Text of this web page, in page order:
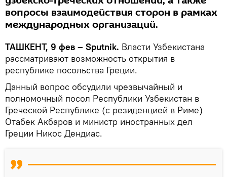
вопросы взаимодействия сторон в рамках
международных организаций.
ТАШКЕНТ, 9 фев – Sputnik. Власти Узбекистана
рассматривают возможность открытия в
республике посольства Греции.
Данный вопрос обсудили чрезвычайный и
полномочный посол Республики Узбекистан в
Греческой Республике (с резиденцией в Риме)
Отабек Акбаров и министр иностранных дел
Греции Никос Дендиас.